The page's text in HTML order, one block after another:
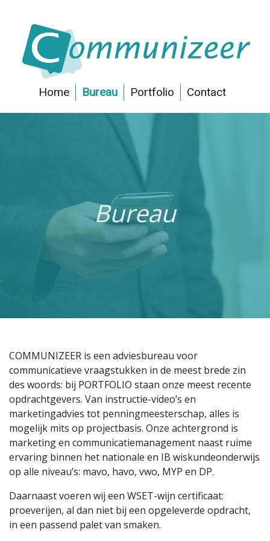
Home Bureau Portfolio Contact
Bureau
COMMUNIZEER is een adviesbureau voor
communicatieve vraagstukken in de meest brede zin
des woords: bij PORTFOLIO staan onze meest recente
opdrachtgevers. Van instructie-video’s en
marketingadvies tot penningmeesterschap, alles is
mogelijk mits op projectbasis. Onze achtergrond is
marketing en communicatiemanagement naast ruime
ervaring binnen het nationale en IB wiskundeonderwijs
op alle niveau’s: mavo, havo, vwo, MYP en DP.
Daarnaast voeren wij een WSET-wijn certificaat:
proeverijen, al dan niet bij een opgeleverde opdracht,
in een passend palet van smaken.